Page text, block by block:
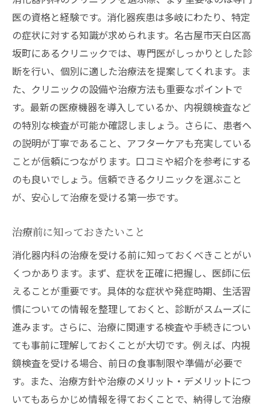
医の資格と経験です。消化器疾患は多岐にわたり、特定
の症状に対する知識が求められます。名古屋市天白区高
坂町にあるクリニックでは、専門医がしっかりとした診
断を行い、個別に適した治療法を提案してくれます。ま
た、クリニックの設備や治療方法も重要なポイントで
す。最新の医療機器を導入しているか、内視鏡検査など
の特別な検査が可能か確認しましょう。さらに、患者へ
の説明が丁寧であること、アフターケアも充実している
ことが信頼につながります。口コミや紹介を参考にする
のも良いでしょう。信頼できるクリニックを選ぶこと
が、安心して治療を受ける第一歩です。
治療前に知っておきたいこと
消化器内科の治療を受ける前に知っておくべきことがい
くつかあります。まず、症状を正確に把握し、医師に伝
えることが重要です。具体的な症状や発症時期、生活習
慣についての情報を整理しておくと、診断がスムーズに
進みます。さらに、治療に関連する検査や手続きについ
ても事前に理解しておくことが大切です。例えば、内視
鏡検査を受ける場合、前日の食事制限や準備が必要で
す。また、治療方針や治療のメリット・デメリットにつ
いてもあらかじめ情報を得ておくことで、納得して治療